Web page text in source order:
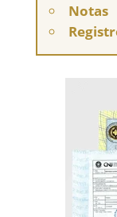
Notas